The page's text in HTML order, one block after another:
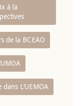
à la
de la BCEAO
L‘UEMOA